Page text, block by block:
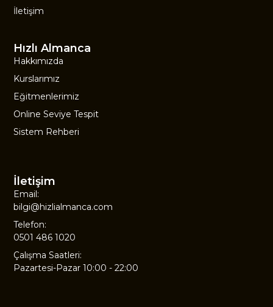
Hızlı Almanca
Hakkımızda
Kurslarımız
Eğitmenlerimiz
Online Seviye Tespit
Sistem Rehberi
İletişim
İletişim
Email:
bilgi@hizlialmanca.com
Telefon:
0501 486 1020
Çalışma Saatleri:
Pazartesi-Pazar 10:00 - 22:00